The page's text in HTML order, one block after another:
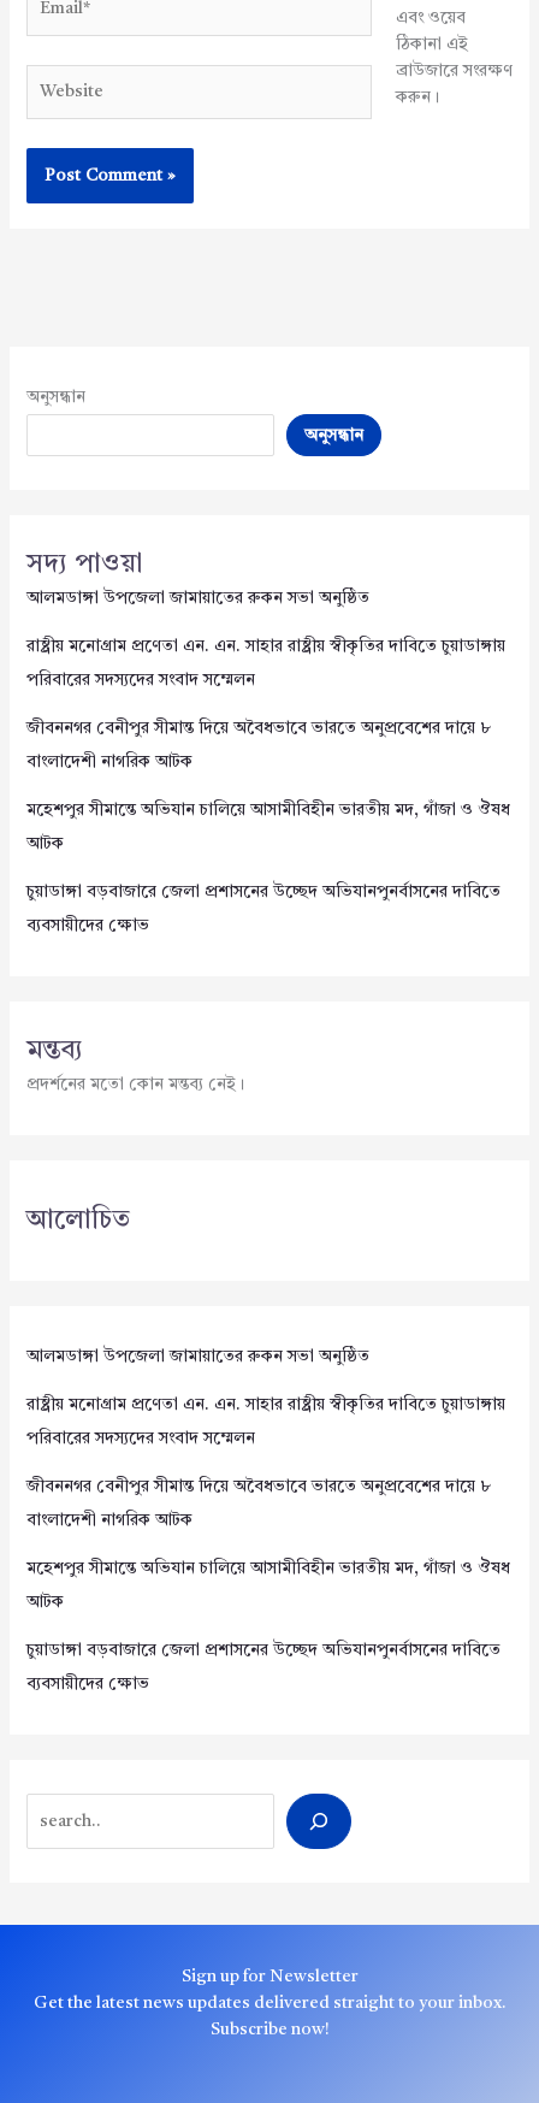
এবং ওয়েব
ঠিকানা এই
ব্রাউজারে সংরক্ষণ
করুন।
অনুসন্ধান
অনুসন্ধান
সদ্য পাওয়া
আলমডাঙ্গা উপজেলা জামায়াতের রুকন সভা অনুষ্ঠিত
রাষ্ট্রীয় মনোগ্রাম প্রণেতা এন. এন. সাহার রাষ্ট্রীয় স্বীকৃতির দাবিতে চুয়াডাঙ্গায়
পরিবারের সদস্যদের সংবাদ সম্মেলন
জীবননগর বেনীপুর সীমান্ত দিয়ে অবৈধভাবে ভারতে অনুপ্রবেশের দায়ে ৮
বাংলাদেশী নাগরিক আটক
মহেশপুর সীমান্তে অভিযান চালিয়ে আসামীবিহীন ভারতীয় মদ, গাঁজা ও ঔষধ
আটক
চুয়াডাঙ্গা বড়বাজারে জেলা প্রশাসনের উচ্ছেদ অভিযানপুনর্বাসনের দাবিতে
ব্যবসায়ীদের ক্ষোভ
মন্তব্য
প্রদর্শনের মতো কোন মন্তব্য নেই।
আলোচিত
আলমডাঙ্গা উপজেলা জামায়াতের রুকন সভা অনুষ্ঠিত
রাষ্ট্রীয় মনোগ্রাম প্রণেতা এন. এন. সাহার রাষ্ট্রীয় স্বীকৃতির দাবিতে চুয়াডাঙ্গায়
পরিবারের সদস্যদের সংবাদ সম্মেলন
জীবননগর বেনীপুর সীমান্ত দিয়ে অবৈধভাবে ভারতে অনুপ্রবেশের দায়ে ৮
বাংলাদেশী নাগরিক আটক
মহেশপুর সীমান্তে অভিযান চালিয়ে আসামীবিহীন ভারতীয় মদ, গাঁজা ও ঔষধ
আটক
চুয়াডাঙ্গা বড়বাজারে জেলা প্রশাসনের উচ্ছেদ অভিযানপুনর্বাসনের দাবিতে
ব্যবসায়ীদের ক্ষোভ
Sign up for Newsletter
Get the latest news updates delivered straight to your inbox.
Subscribe now!